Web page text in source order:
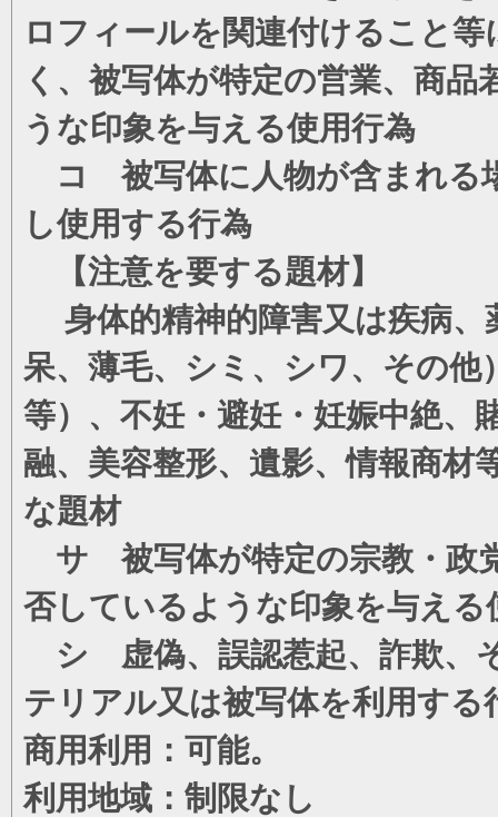
ロフィールを関連付けること
く、被写体が特定の営業、商
うな印象を与える使用行為
コ 被写体に人物が含まれる
し使用する行為
【注意を要する題材】
身体的精神的障害又は疾病、
呆、薄毛、シミ、シワ、その他
等）、不妊・避妊・妊娠中絶、
融、美容整形、遺影、情報商材
な題材
サ 被写体が特定の宗教・政
否しているような印象を与える
シ 虚偽、誤認惹起、詐欺、
テリアル又は被写体を利用する
商用利用：可能。
利用地域：制限なし